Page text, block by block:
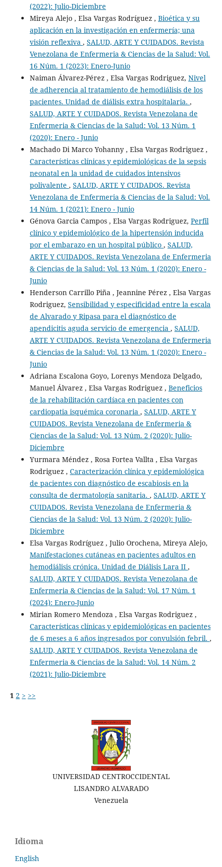
(2022): Julio-Diciembre
Mireya Alejo , Elsa Vargas Rodríguez , Bioética y su
aplicación en la investigación en enfermería; una
visión reflexiva , SALUD, ARTE Y CUIDADOS. Revista
Venezolana de Enfermeria & Ciencias de la Salud: Vol.
16 Núm. 1 (2023): Enero-Junio
Naiman Álvarez-Pérez , Elsa Vargas Rodriguez, Nivel
de adherencia al tratamiento de hemodiálisis de los
pacientes. Unidad de diálisis extra hospitalaria. ,
SALUD, ARTE Y CUIDADOS. Revista Venezolana de
Enfermeria & Ciencias de la Salud: Vol. 13 Núm. 1
(2020): Enero - Junio
Machado Di Marco Yohanny , Elsa Vargas Rodriguez ,
Características clínicas y epidemiológicas de la sepsis
neonatal en la unidad de cuidados intensivos
polivalente , SALUD, ARTE Y CUIDADOS. Revista
Venezolana de Enfermeria & Ciencias de la Salud: Vol.
14 Núm. 1 (2021): Enero - Junio
Génova Garcia Campos , Elsa Vargas Rodriguez, Perfil
clínico y epidemiológico de la hipertensión inducida
por el embarazo en un hospital público , SALUD,
ARTE Y CUIDADOS. Revista Venezolana de Enfermeria
& Ciencias de la Salud: Vol. 13 Núm. 1 (2020): Enero -
Junio
Henderson Carrillo Piña , Jeannine Pérez , Elsa Vargas
Rodriguez, Sensibilidad y especificidad entre la escala
de Alvarado y Ripasa para el diagnóstico de
apendicitis aguda servicio de emergencia , SALUD,
ARTE Y CUIDADOS. Revista Venezolana de Enfermeria
& Ciencias de la Salud: Vol. 13 Núm. 1 (2020): Enero -
Junio
Adriana Escalona Goyo, Lorenys Mendoza Delgado,
Manuel Álvarez , Elsa Vargas Rodriguez , Beneficios
de la rehabilitación cardíaca en pacientes con
cardiopatia isquémica coronaria , SALUD, ARTE Y
CUIDADOS. Revista Venezolana de Enfermeria &
Ciencias de la Salud: Vol. 13 Núm. 2 (2020): Julio-
Diciembre
Yurmara Méndez , Rosa Fortea Vallta , Elsa Vargas
Rodriguez , Caracterización clínica y epidemiológica
de pacientes con diagnóstico de escabiosis en la
consulta de dermatología sanitaria. , SALUD, ARTE Y
CUIDADOS. Revista Venezolana de Enfermeria &
Ciencias de la Salud: Vol. 13 Núm. 2 (2020): Julio-
Diciembre
Elsa Vargas Rodríguez , Julio Orochena, Mireya Alejo,
Manifestaciones cutáneas en pacientes adultos en
hemodiálisis crónica. Unidad de Diálisis Lara II ,
SALUD, ARTE Y CUIDADOS. Revista Venezolana de
Enfermeria & Ciencias de la Salud: Vol. 17 Núm. 1
(2024): Enero-Junio
Mirian Romero Mendoza , Elsa Vargas Rodriguez ,
Características clínicas y epidemiológicas en pacientes
de 6 meses a 6 años ingresados por convulsión febril. ,
SALUD, ARTE Y CUIDADOS. Revista Venezolana de
Enfermeria & Ciencias de la Salud: Vol. 14 Núm. 2
(2021): Julio-Diciembre
1 2 > >>
UNIVERSIDAD CENTROCCIDENTAL
LISANDRO ALVARADO
Venezuela
Idioma
English